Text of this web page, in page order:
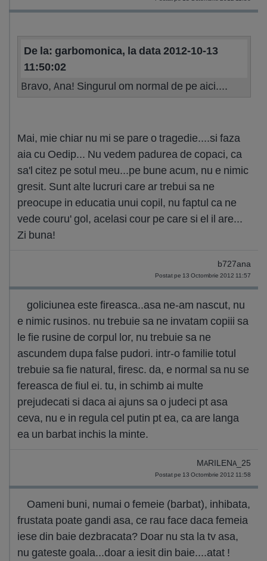
De la: garbomonica, la data 2012-10-13
11:50:02
Bravo, Ana! Singurul om normal de pe aici....
Mai, mie chiar nu mi se pare o tragedie....si faza
aia cu Oedip... Nu vedem padurea de copaci, ca
sa'l citez pe sotul meu...pe bune acum, nu e nimic
gresit. Sunt alte lucruri care ar trebui sa ne
preocupe in educatia unui copil, nu faptul ca ne
vede couru' gol, acelasi cour pe care si el il are...
Zi buna!
b727ana
Postat pe 13 Octombrie 2012 11:57
goliciunea este fireasca..asa ne-am nascut, nu
e nimic rusinos. nu trebuie sa ne invatam copiii sa
le fie rusine de corpul lor, nu trebuie sa ne
ascundem dupa false pudori. intr-o familie totul
trebuie sa fie natural, firesc. da, e normal sa nu se
fereasca de fiul ei. tu, in schimb ai multe
prejudecati si daca ai ajuns sa o judeci pt asa
ceva, nu e in regula cel putin pt ea, ca are langa
ea un barbat inchis la minte.
MARILENA_25
Postat pe 13 Octombrie 2012 11:58
Oameni buni, numai o femeie (barbat), inhibata,
frustata poate gandi asa, ce rau face daca femeia
iese din baie dezbracata? Doar nu sta la tv asa,
nu gateste goala...doar a iesit din baie....atat !